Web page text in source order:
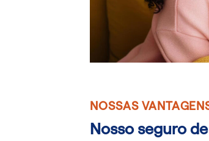
NOSSAS
Nosso seguro